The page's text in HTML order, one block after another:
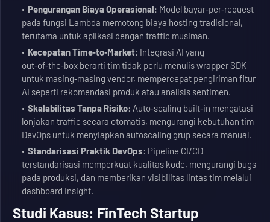
Pengurangan Biaya Operasional: Model bayar‑per‑request
pada fungsi Lambda memotong biaya hosting tradisional,
terutama untuk aplikasi dengan traffic musiman.
Kecepatan Time‑to‑Market: Integrasi AI yang
out‑of‑the‑box berarti tim tidak perlu menulis wrapper SDK
untuk masing‑masing vendor, mempercepat pengiriman fitur
AI seperti rekomendasi produk atau analisis sentimen.
Skalabilitas Tanpa Risiko: Auto‑scaling built‑in mengatasi
lonjakan traffic secara otomatis, mengurangi kebutuhan tim
DevOps untuk menyiapkan autoscaling grup secara manual.
Standarisasi Praktik DevOps: Pipeline CI/CD
terstandarisasi memperkuat kualitas kode, mengurangi bugs
pada produksi, dan memberikan visibilitas lintas tim melalui
dashboard Insight.
Studi Kasus: FinTech Startup